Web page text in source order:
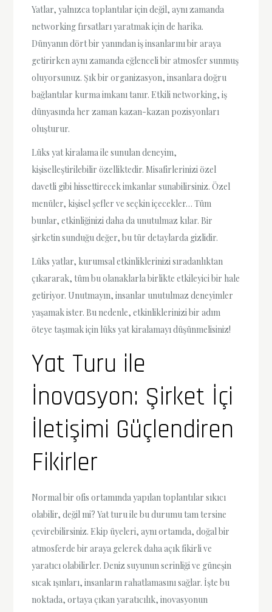
Yatlar, yalnızca toplantılar için değil, aynı zamanda
networking fırsatları yaratmak için de harika.
Dünyanın dört bir yanından iş insanlarını bir araya
getirirken aynı zamanda eğlenceli bir atmosfer sunmuş
oluyorsunuz. Şık bir organizasyon, insanlara doğru
bağlantılar kurma imkanı tanır. Etkili networking, iş
dünyasında her zaman kazan-kazan pozisyonları
oluşturur.
Lüks yat kiralama ile sunulan deneyim,
kişiselleştirilebilir özelliktedir. Misafirlerinizi özel
davetli gibi hissettirecek imkanlar sunabilirsiniz. Özel
menüler, kişisel şefler ve seçkin içecekler… Tüm
bunlar, etkinliğinizi daha da unutulmaz kılar. Bir
şirketin sunduğu değer, bu tür detaylarda gizlidir.
Lüks yatlar, kurumsal etkinliklerinizi sıradanlıktan
çıkararak, tüm bu olanaklarla birlikte etkileyici bir hale
getiriyor. Unutmayın, insanlar unutulmaz deneyimler
yaşamak ister. Bu nedenle, etkinliklerinizi bir adım
öteye taşımak için lüks yat kiralamayı düşünmelisiniz!
Yat Turu ile
İnovasyon: Şirket İçi
İletişimi Güçlendiren
Fikirler
Normal bir ofis ortamında yapılan toplantılar sıkıcı
olabilir, değil mi? Yat turu ile bu durumu tam tersine
çevirebilirsiniz. Ekip üyeleri, aynı ortamda, doğal bir
atmosferde bir araya gelerek daha açık fikirli ve
yaratıcı olabilirler. Deniz suyunun serinliği ve güneşin
sıcak ışınları, insanların rahatlamasını sağlar. İşte bu
noktada, ortaya çıkan yaratıcılık, inovasyonun